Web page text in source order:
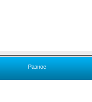
Разное